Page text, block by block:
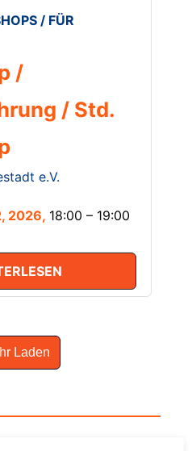
/ FÜR
/
/ Std.
e.V.
2026, 18:00 – 19:00
Laden